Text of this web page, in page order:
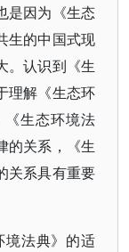
是因为《生态
生的中国式现
。认识到《生
理解《生态环
生态环境法
的关系，《生
关系具有重要
境法典》的适